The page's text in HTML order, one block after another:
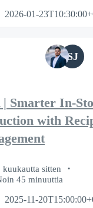
2026-01-
SJ
| Smarter In-
with
kuukautta sitten
45 minuuttia
2025-11-